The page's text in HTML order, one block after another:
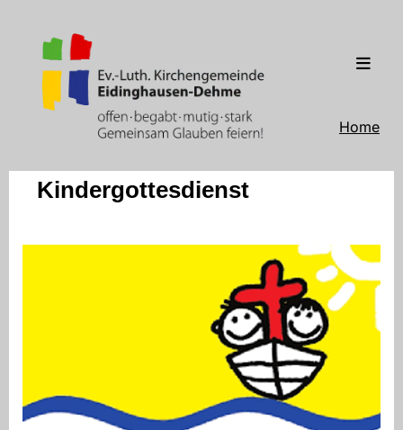
Home
Kindergottesdienst